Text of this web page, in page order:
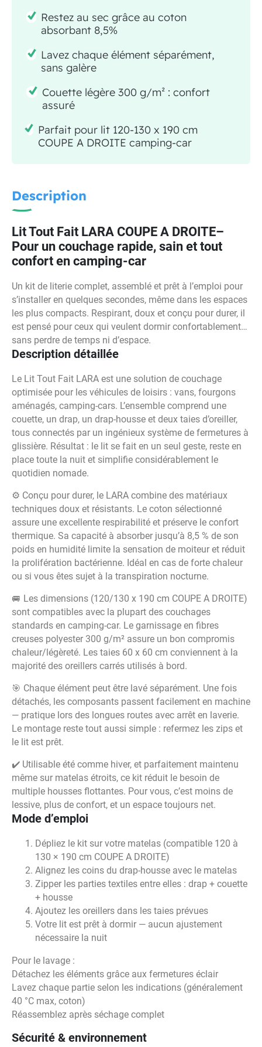
Restez au sec grâce au coton
absorbant 8,5%
Lavez chaque élément séparément,
sans galère
Couette légère 300 g/m² : confort
assuré
Parfait pour lit 120-130 x 190 cm
COUPE A DROITE camping-car
Description
Lit Tout Fait LARA COUPE A DROITE–
Pour un couchage rapide, sain et tout
confort en camping-car
Un kit de literie complet, assemblé et prêt à l’emploi pour
s’installer en quelques secondes, même dans les espaces
les plus compacts. Respirant, doux et conçu pour durer, il
est pensé pour ceux qui veulent dormir confortablement…
sans perdre de temps ni d’espace.
Description détaillée
Le Lit Tout Fait LARA est une solution de couchage
optimisée pour les véhicules de loisirs : vans, fourgons
aménagés, camping-cars. L’ensemble comprend une
couette, un drap, un drap-housse et deux taies d’oreiller,
tous connectés par un ingénieux système de fermetures à
glissière. Résultat : le lit se fait en un seul geste, reste en
place toute la nuit et simplifie considérablement le
quotidien nomade.
⚙️ Conçu pour durer, le LARA combine des matériaux
techniques doux et résistants. Le coton sélectionné
assure une excellente respirabilité et préserve le confort
thermique. Sa capacité à absorber jusqu’à 8,5 % de son
poids en humidité limite la sensation de moiteur et réduit
la prolifération bactérienne. Idéal en cas de forte chaleur
ou si vous êtes sujet à la transpiration nocturne.
🚐 Les dimensions (120/130 x 190 cm COUPE A DROITE)
sont compatibles avec la plupart des couchages
standards en camping-car. Le garnissage en fibres
creuses polyester 300 g/m² assure un bon compromis
chaleur/légèreté. Les taies 60 x 60 cm conviennent à la
majorité des oreillers carrés utilisés à bord.
🎯 Chaque élément peut être lavé séparément. Une fois
détachés, les composants passent facilement en machine
— pratique lors des longues routes avec arrêt en laverie.
Le montage reste tout aussi simple : refermez les zips et
le lit est prêt.
✔️ Utilisable été comme hiver, et parfaitement maintenu
même sur matelas étroits, ce kit réduit le besoin de
multiple housses flottantes. Pour vous, c’est moins de
lessive, plus de confort, et un espace toujours net.
Mode d’emploi
Dépliez le kit sur votre matelas (compatible 120 à
130 × 190 cm COUPE A DROITE)
Alignez les coins du drap-housse avec le matelas
Zipper les parties textiles entre elles : drap + couette
+ housse
Ajoutez les oreillers dans les taies prévues
Votre lit est prêt à dormir — aucun ajustement
nécessaire la nuit
Pour le lavage :
Détachez les éléments grâce aux fermetures éclair
Lavez chaque partie selon les indications (généralement
40 °C max, coton)
Réassemblez après séchage complet
Sécurité & environnement